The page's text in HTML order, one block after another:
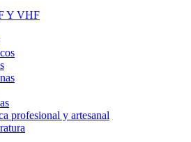
Y VHF
profesional y artesanal